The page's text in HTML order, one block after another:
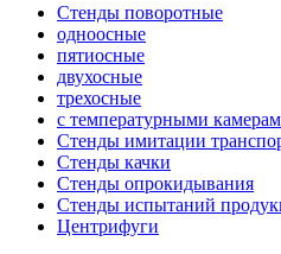
Стенды поворотные
одноосные
пятиосные
двухосные
трехосные
с температурными
Стенды имитации
Стенды качки
Стенды опрокидывания
Стенды испытаний
Центрифуги